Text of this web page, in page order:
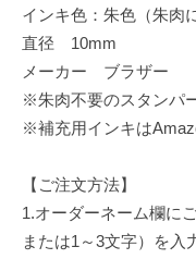
インキ色：朱色（朱肉
直径 10mm
メーカー ブラザー
※朱肉不要のスタンパ
※補充用インキは
【ご注文方法】
1.オーダーネーム欄に
または1～3文字）を入